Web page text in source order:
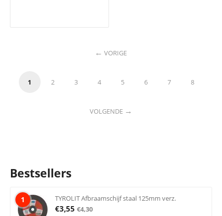
VORIGE
1 2 3 4 5 6 7 8
VOLGENDE
Bestsellers
1 TYROLIT Afbraamschijf staal 125mm verz.
€3,55 €4,30